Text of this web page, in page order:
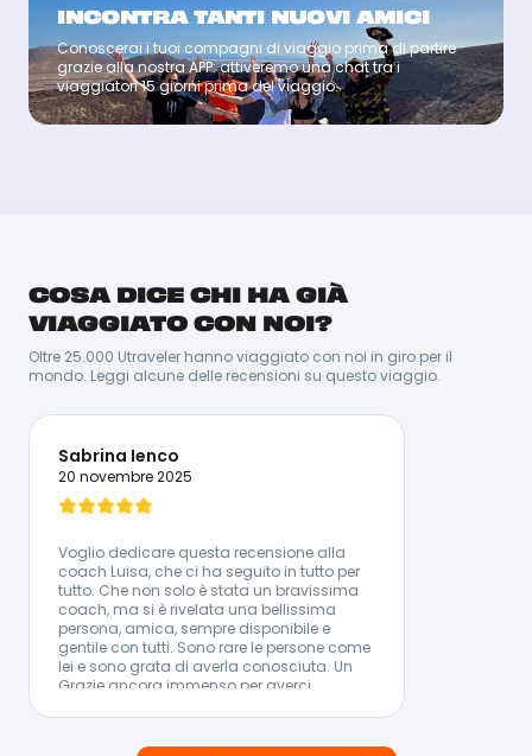
INCONTRA TANTI NUOVI AMICI
Conoscerai i tuoi compagni di viaggio prima di partire
grazie alla nostra APP: attiveremo una chat tra i
viaggiatori 15 giorni prima del viaggio.
Coach
SIMONE
Ha una profonda passione per il mondo, le culture e le
relazioni umane, viaggiare per lui significa andare
oltre la semplice scoperta di luoghi: è condividere
esperienze, creare connessioni e incontri autentici.
Ama la natura e crede fortemente nel valore delle
esperienze locali, quelle che permettono di entrare
Lingue Parlate:
🇮🇹 Italiano - 🇬🇧 Inglese - 🇪🇸 Spagnolo
COSA DICE CHI HA GIÀ
VIAGGIATO CON NOI?
Oltre 25.000 Utraveler hanno viaggiato con noi in giro per il
mondo. Leggi alcune delle recensioni su questo viaggio.
Sabrina Ienco
20 novembre 2025
Voglio dedicare questa recensione alla
coach Luisa, che ci ha seguito in tutto per
tutto. Che non solo è stata un bravissima
coach, ma si è rivelata una bellissima
persona, amica, sempre disponibile e
gentile con tutti. Sono rare le persone come
lei e sono grata di averla conosciuta. Un
Grazie ancora immenso per averci
Spero veramente di vivere altre esperienze
con lei. Sabrina